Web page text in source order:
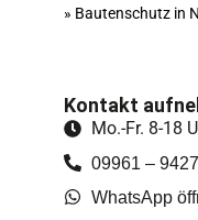
» Bautenschutz in
Kontakt
Mo.-Fr. 8-18
09961 –
WhatsApp